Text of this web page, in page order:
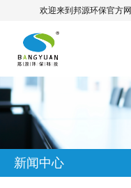
欢迎来到邦源环保官方网站！
新闻中心